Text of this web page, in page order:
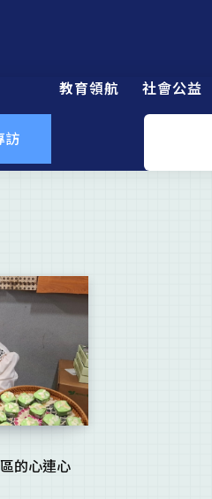
教育領航 社會公益
訪
的心連心